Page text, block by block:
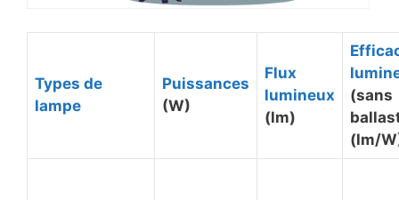
Types de
lampe
Puissances
(W)
Flux
lumineux
(lm)
(sans
(lm/